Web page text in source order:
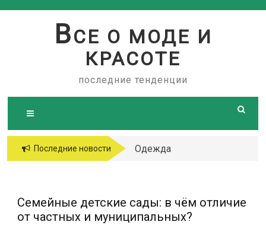
ВСЕ О МОДЕ И
КРАСОТЕ
последние тенденции
Последние новости
Одежда
Семейные детские сады: в чём отличие
от частных и муниципальных?